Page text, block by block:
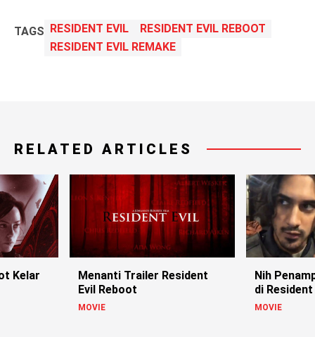
TAGS RESIDENT EVIL
RESIDENT EVIL REBOOT
RESIDENT EVIL REMAKE
RELATED ARTICLES
Kelar
Menanti Trailer Resident
Evil Reboot
MOVIE
Nih
di Resident
MOVIE